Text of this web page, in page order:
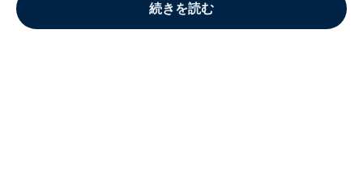
続きを読む